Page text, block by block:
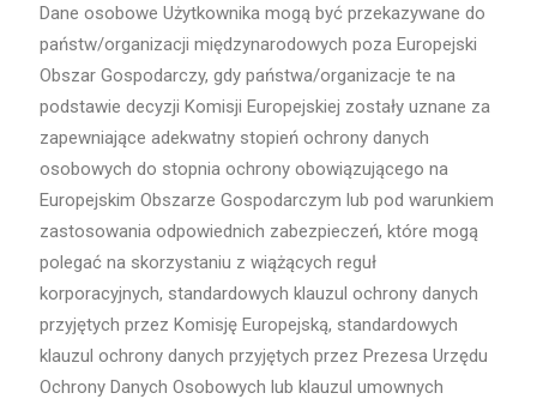
Dane osobowe Użytkownika mogą być przekazywane do
państw/organizacji międzynarodowych poza Europejski
Obszar Gospodarczy, gdy państwa/organizacje te na
podstawie decyzji Komisji Europejskiej zostały uznane za
zapewniające adekwatny stopień ochrony danych
osobowych do stopnia ochrony obowiązującego na
Europejskim Obszarze Gospodarczym lub pod warunkiem
zastosowania odpowiednich zabezpieczeń, które mogą
polegać na skorzystaniu z wiążących reguł
korporacyjnych, standardowych klauzul ochrony danych
przyjętych przez Komisję Europejską, standardowych
klauzul ochrony danych przyjętych przez Prezesa Urzędu
Ochrony Danych Osobowych lub klauzul umownych